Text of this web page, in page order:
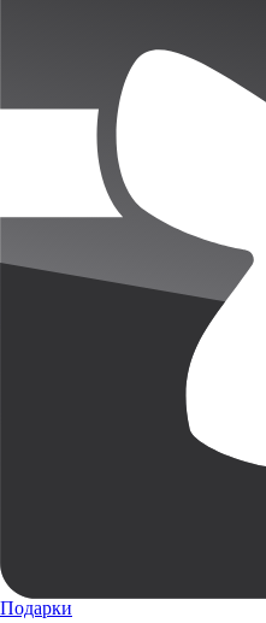
Подарки